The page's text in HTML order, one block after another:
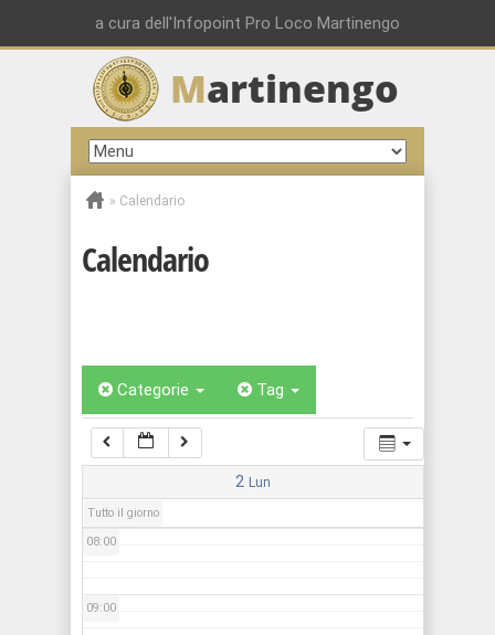
a cura dell'Infopoint Pro Loco Martinengo
Martinengo
» Calendario
Calendario
Categorie Tag
2 Lun
Tutto il giorno
01:00
02:00
03:00
04:00
08:00
09:00